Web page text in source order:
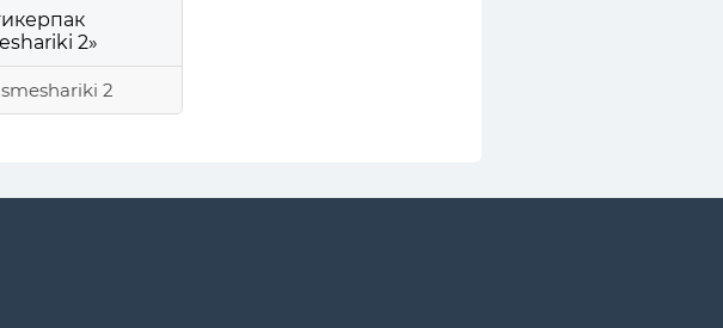
smeshariki 2